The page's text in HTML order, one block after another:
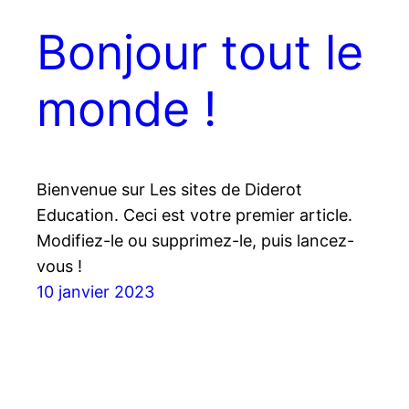
Bonjour tout le
monde !
Bienvenue sur Les sites de Diderot
Education. Ceci est votre premier article.
Modifiez-le ou supprimez-le, puis lancez-
vous !
10 janvier 2023